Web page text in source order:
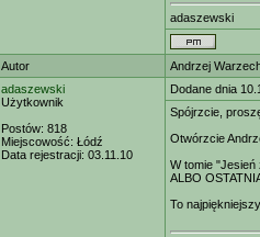
adaszewski
Autor
Andrzej
adaszewski
Użytkownik
Postów: 818
Miejscowość: Łódź
Data rejestracji: 03.11.10
Dodane dnia
Spójrzcie,
Otwórzcie
W tomie "Jesień
ALBO
To